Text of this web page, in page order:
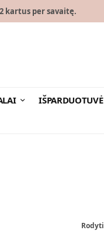
kartus per savaitę.
IŠPARDUOTUVĖ
Rodyti